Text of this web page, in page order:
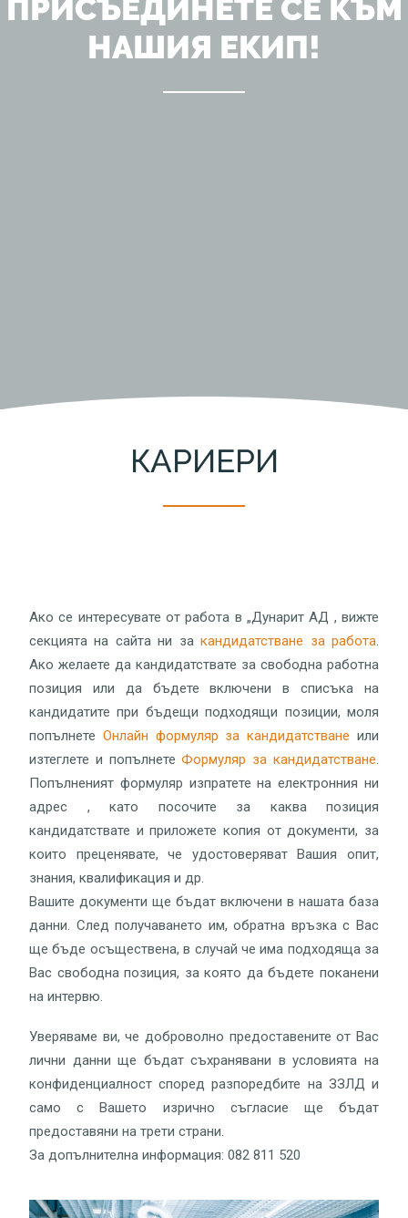
ПРИСЪЕДИНЕТЕ СЕ КЪМ
НАШИЯ ЕКИП!
КАРИЕРИ
Ако се интересувате от работа в „Дунарит АД , вижте
секцията на сайта ни закандидатстване за работа.
Ако желаете да кандидатствате за свободна работна
позиция или да бъдете включени в списъка на
кандидатите при бъдещи подходящи позиции, моля
попълнете Онлайн формуляр за кандидатстване или
изтеглете и попълнетеФормуляр за кандидатстване.
Попълненият формуляр изпратете на електронния ни
адрес , като посочите за каква позиция
кандидатствате и приложете копия от документи, за
които преценявате, че удостоверяват Вашия опит,
знания, квалификация и др.
Вашите документи ще бъдат включени в нашата база
данни. След получаването им, обратна връзка с Вас
ще бъде осъществена, в случай че има подходяща за
Вас свободна позиция, за която да бъдете поканени
на интервю.
Уверяваме ви, че доброволно предоставените от Вас
лични данни ще бъдат съхранявани в условията на
конфиденциалност според разпоредбите на ЗЗЛД и
само с Вашето изрично съгласие ще бъдат
предоставяни на трети страни.
За допълнителна информация: 082 811 520